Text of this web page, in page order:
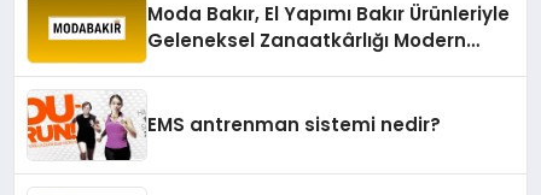
Moda Bakır, El Yapımı Bakır Ürünleriyle
Geleneksel Zanaatkârlığı Modern
EMS antrenman sistemi nedir?